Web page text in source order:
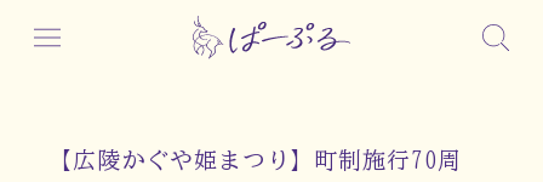
【広陵かぐや姫まつり】町制施行70周